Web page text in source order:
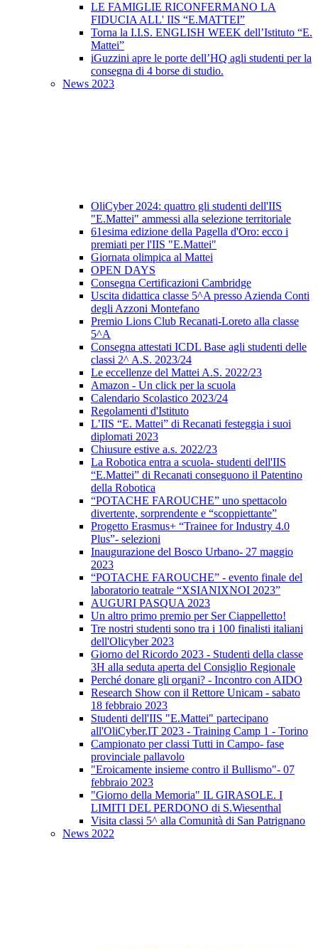
LE FAMIGLIE RICONFERMANO LA
FIDUCIA ALL' IIS “E.MATTEI”
Torna la I.I.S. ENGLISH WEEK dell’Istituto “E.
Mattei”
iGuzzini apre le porte dell’HQ agli studenti per la
consegna di 4 borse di studio.
News 2023
OliCyber 2024: quattro gli studenti dell'IIS
"E.Mattei" ammessi alla selezione territoriale
61esima edizione della Pagella d'Oro: ecco i
premiati per l'IIS "E.Mattei"
Giornata olimpica al Mattei
OPEN DAYS
Consegna Certificazioni Cambridge
Uscita didattica classe 5^A presso Azienda Conti
degli Azzoni Montefano
Premio Lions Club Recanati-Loreto alla classe
5^A
Consegna attestati ICDL Base agli studenti delle
classi 2^ A.S. 2023/24
Le eccellenze del Mattei A.S. 2022/23
Amazon - Un click per la scuola
Calendario Scolastico 2023/24
Regolamenti d'Istituto
L’IIS “E. Mattei” di Recanati festeggia i suoi
diplomati 2023
Chiusure estive a.s. 2022/23
La Robotica entra a scuola- studenti dell'IIS
“E.Mattei” di Recanati conseguono il Patentino
della Robotica
“POTACHE FAROUCHE” uno spettacolo
divertente, sorprendente e “scoppiettante”
Progetto Erasmus+ “Trainee for Industry 4.0
Plus”- selezioni
Inaugurazione del Bosco Urbano- 27 maggio
2023
“POTACHE FAROUCHE” - evento finale del
laboratorio teatrale “XSIANIXNOI 2023”
AUGURI PASQUA 2023
Un altro primo premio per Ser Ciappelletto!
Tre nostri studenti sono tra i 100 finalisti italiani
dell'Olicyber 2023
Giorno del Ricordo 2023 - Studenti della classe
3H alla seduta aperta del Consiglio Regionale
Perché donare gli organi? - Incontro con AIDO
Research Show con il Rettore Unicam - sabato
18 febbraio 2023
Studenti dell'IIS "E.Mattei" partecipano
all'OliCyber.IT 2023 - Training Camp 1 - Torino
Campionato per classi Tutti in Campo- fase
provinciale pallavolo
"Eroicamente insieme contro il Bullismo"- 07
febbraio 2023
"Giorno della Memoria" IL GIRASOLE. I
LIMITI DEL PERDONO di S.Wiesenthal
Visita classi 5^ alla Comunità di San Patrignano
News 2022